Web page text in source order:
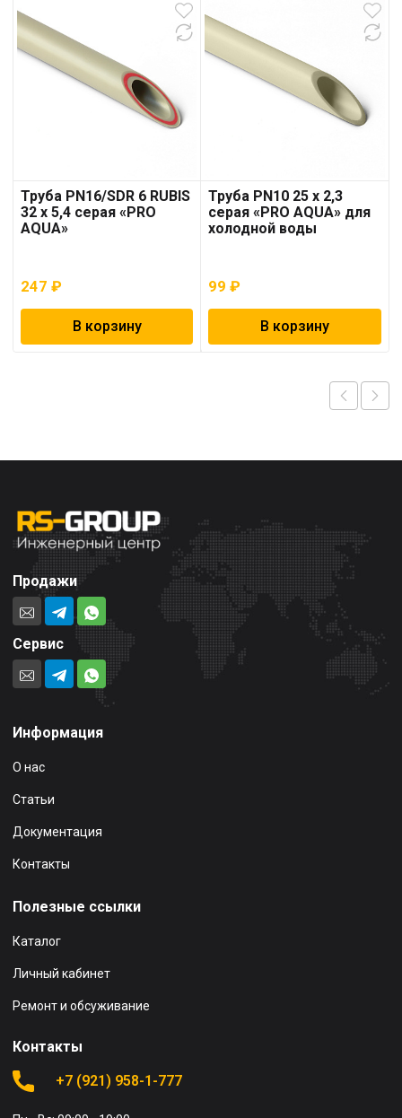
Труба PN16/SDR 6 RUBIS
32 x 5,4 серая «PRO
AQUA»
247 ₽
В корзину
Труба PN10 25 x 2,3
серая «PRO AQUA» для
холодной воды
99₽
В корзину
Продажи
Сервис
Информация
О нас
Статьи
Документация
Контакты
Полезные ссылки
Каталог
Личный кабинет
Ремонт и обсуживание
Контакты
+7 (921) 958-1-777